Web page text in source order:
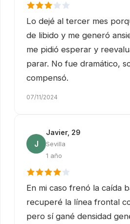
Lo dejé al tercer mes
de libido y me generó
me pidió esperar y
parar. No fue dramático,
compensó.
07/11/2024
J
Javier, 29
Sevilla
1 año
En mi caso frenó la caída
recuperé la línea frontal
pero sí gané densidad